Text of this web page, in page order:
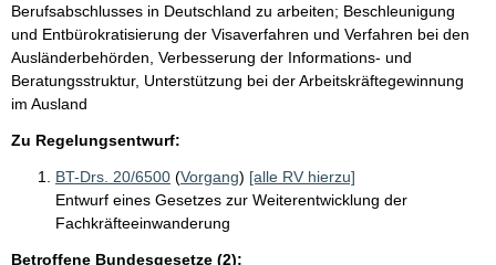
Berufsabschlusses in Deutschland zu arbeiten; Beschleunigung
und Entbürokratisierung der Visaverfahren und Verfahren bei den
Ausländerbehörden, Verbesserung der Informations- und
Beratungsstruktur, Unterstützung bei der Arbeitskräftegewinnung
im Ausland
Zu Regelungsentwurf:
BT-Drs. 20/6500 (Vorgang) [alle RV hierzu]
Entwurf eines Gesetzes zur Weiterentwicklung der
Fachkräfteeinwanderung
Betroffene Bundesgesetze (2):